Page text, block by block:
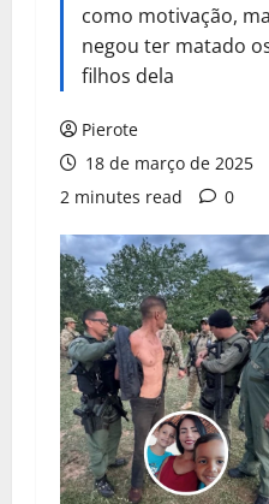
como motivação,
negou ter matado
filhos dela
Pierote
18 de março de 2025
2 minutes read
0